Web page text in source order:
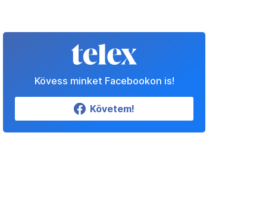
Kövess minket Facebookon is!
Követem!